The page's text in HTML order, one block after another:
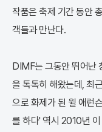
작품은 축제 기간 동안
객들과 만난다.
DIMF는 그동안 뛰어난
을 톡톡히 해왔는데, 최
으로 화제가 된 윌 애런
를 하다' 역시 2010년